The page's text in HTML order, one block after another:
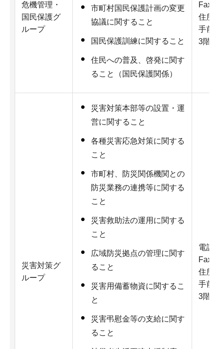
危機管理・
国民保護グ
ループ
市町村国民保護計画の変更
協議に関すること
国民保護訓練に関すること
住民への普及、啓発に関す
ること（国民保護関係）
Fax
住所
手前
3階
災害対策グ
ループ
災害対策本部等の設置・運
営に関すること
各種災害応急対策に関する
こと
市町村、防災関係機関との
防災業務の連携等に関する
こと
災害救助法の運用に関する
こと
広域防災拠点の管理に関す
ること
災害用備蓄物資に関するこ
と
災害弔慰金等の支給に関す
ること
電話
Fax
住所
手前
3階